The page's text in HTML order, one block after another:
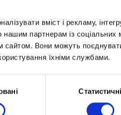
вміст і рекламу,
партнерам із соціальних
Вони можуть
їхніми службами.
Статистичні
Вартість і